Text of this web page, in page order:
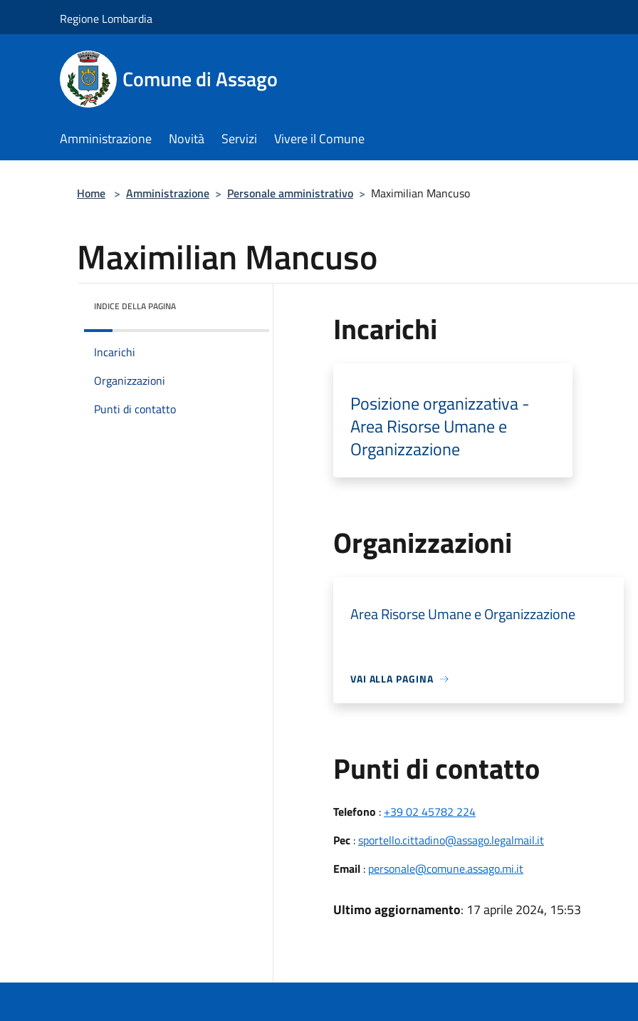
Regione Lombardia
Comune di Assago
Amministrazione Novità Servizi Vivere il Comune
Home > Amministrazione > Personale amministrativo > Maximilian Mancuso
Maximilian Mancuso
INDICE DELLA PAGINA
Incarichi
Organizzazioni
Punti di contatto
Incarichi
Posizione organizzativa -
Area Risorse Umane e
Organizzazione
Organizzazioni
Area Risorse Umane e Organizzazione
VAI ALLA PAGINA
Punti di contatto
Telefono : +39 02 45782 224
Pec:sportello.cittadino@assago.legalmail.it
Email: personale@comune.assago.mi.it
Ultimo aggiornamento: 17 aprile 2024, 15:53